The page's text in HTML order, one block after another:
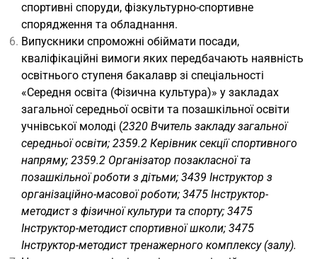
спортивні споруди, фізкультурно-спортивне
спорядження та обладнання.
Випускники спроможні обіймати посади,
кваліфікаційні вимоги яких передбачають наявність
освітнього ступеня бакалавр зі спеціальності
«Середня освіта (Фізична культура)» у закладах
загальної середньої освіти та позашкільної освіти
учнівської молоді (2320 Вчитель закладу загальної
середньої освіти; 2359.2 Керівник секції спортивного
напряму; 2359.2 Організатор позакласної та
позашкільної роботи з дітьми; 3439 Інструктор з
організаційно-масової роботи; 3475 Інструктор-
методист з фізичної культури та спорту; 3475
Інструктор-методист спортивної школи; 3475
Інструктор-методист тренажерного комплексу (залу).